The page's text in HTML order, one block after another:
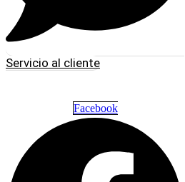
Servicio al cliente
Facebook